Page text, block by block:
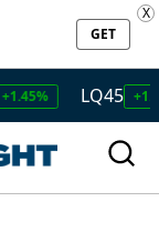
GET
X
LQ45 +1.50%